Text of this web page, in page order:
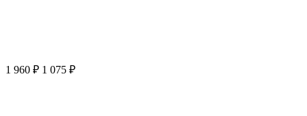
1 960 ₽ 1 075 ₽